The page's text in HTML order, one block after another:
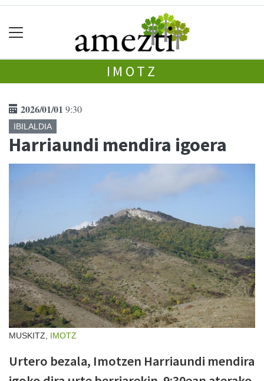
IMOTZ
2026/01/01 9:30
IBILALDIA
Harriaundi mendira igoera
MUSKITZ, IMOTZ
Urtero bezala, Imotzen Harriaundi mendira